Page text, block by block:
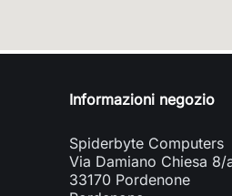
Informazioni negozio
Spiderbyte Computers
Via Damiano Chiesa 8/
33170 Pordenone